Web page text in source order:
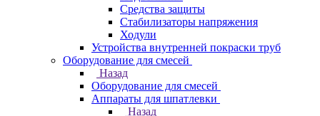
Средства защиты
Стабилизаторы напряжения
Ходули
Устройства внутренней покраски труб
Оборудование для смесей
Назад
Оборудование для смесей
Аппараты для шпатлевки
Назад